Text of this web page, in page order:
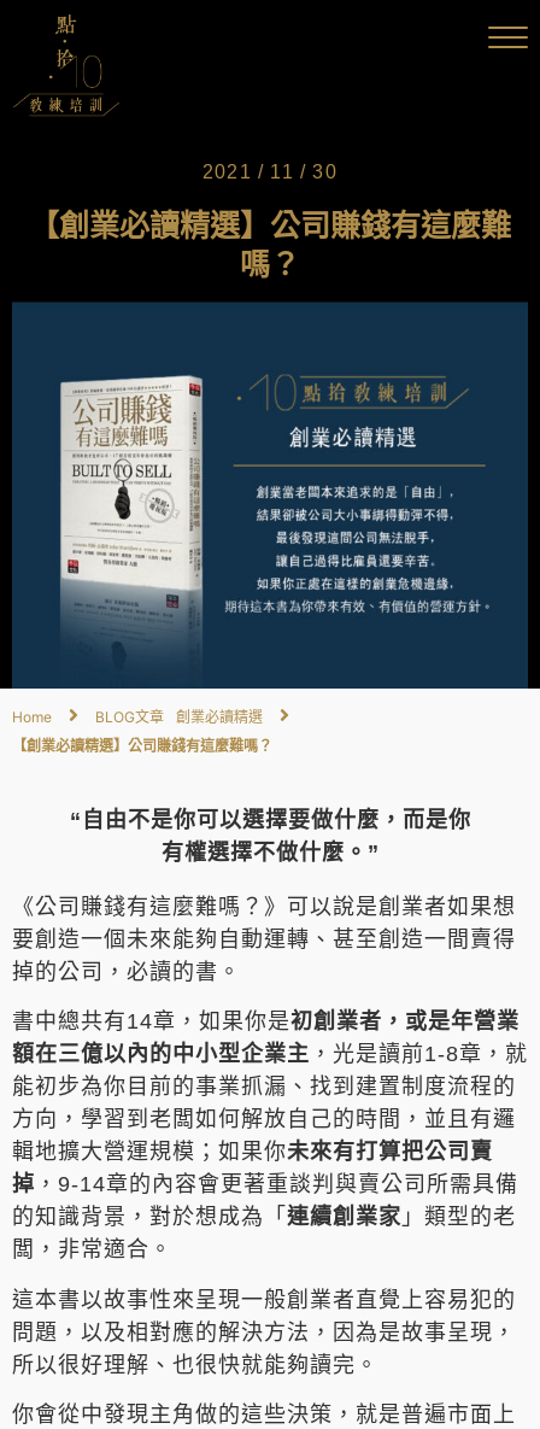
2021 / 11 / 30
【創業必讀精選】公司賺錢有這麼難
嗎？
Home BLOG文章
創業必讀精選
【創業必讀精選】公司賺錢有這麼難嗎？
“自由不是你可以選擇要做什麼，而是你
有權選擇不做什麼。”
《公司賺錢有這麼難嗎？》可以說是創業者如果想
要創造一個未來能夠自動運轉、甚至創造一間賣得
掉的公司，必讀的書。
書中總共有14章，如果你是初創業者，或是年營業
額在三億以內的中小型企業主 ，光是讀前1-8章，就
能初步為你目前的事業抓漏、找到建置制度流程的
方向，學習到老闆如何解放自己的時間，並且有邏
輯地擴大營運規模；如果你未來有打算把公司賣
掉 ，9-14章的內容會更著重談判與賣公司所需具備
的知識背景，對於想成為「 連續創業家 」類型的老
闆，非常適合。
這本書以故事性來呈現一般創業者直覺上容易犯的
問題，以及相對應的解決方法，因為是故事呈現，
所以很好理解、也很快就能夠讀完。
你會從中發現主角做的這些決策，就是普遍市面上